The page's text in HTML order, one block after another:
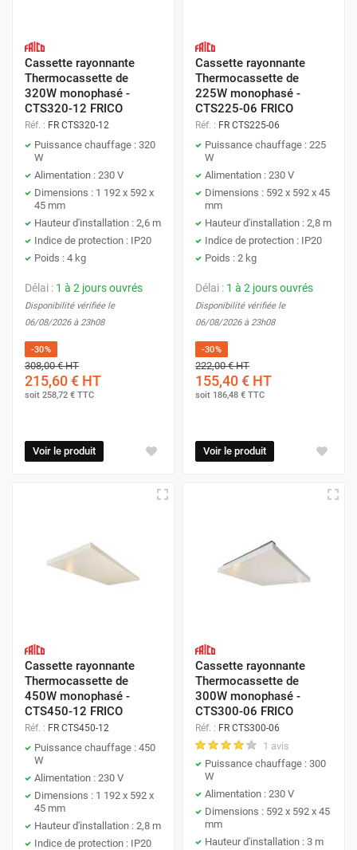
Cassette rayonnante
Thermocassette de
320W monophasé -
CTS320-12 FRICO
Réf. : FR CTS320-12
Puissance chauffage : 320
W
Alimentation : 230 V
Dimensions : 1 192 x 592 x
45 mm
Hauteur d'installation : 2,6 m
Indice de protection : IP20
Poids : 4 kg
Délai : 1 à 2 jours ouvrés
Disponibilité vérifiée le
06/08/2026 à 23h08
-30%
308,00 €HT
215,60 € HT
soit 258,72 € TTC
Voir le produit
Cassette rayonnante
Thermocassette de
225W monophasé -
CTS225-06 FRICO
Réf. : FR CTS225-06
Puissance chauffage : 225
W
Alimentation : 230 V
Dimensions : 592 x 592 x 45
mm
Hauteur d'installation : 2,8 m
Indice de protection : IP20
Poids : 2 kg
Délai : 1 à 2 jours ouvrés
Disponibilité vérifiée le
06/08/2026 à 23h08
-30%
222,00 €HT
155,40 € HT
soit 186,48 € TTC
Voir le produit
Cassette rayonnante
Thermocassette de
450W monophasé -
CTS450-12 FRICO
Réf. : FR CTS450-12
Puissance chauffage : 450
W
Alimentation : 230 V
Dimensions : 1 192 x 592 x
45 mm
Hauteur d'installation : 2,8 m
Indice de protection : IP20
Cassette rayonnante
Thermocassette de
300W monophasé -
CTS300-06 FRICO
Réf. : FR CTS300-06
1 avis
Puissance chauffage : 300
W
Alimentation : 230 V
Dimensions : 592 x 592 x 45
mm
Hauteur d'installation : 3 m